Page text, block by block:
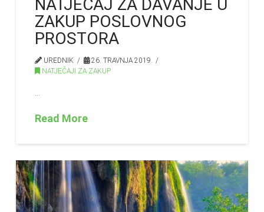
NATJEČAJ ZA DAVANJE U
ZAKUP POSLOVNOG
PROSTORA
UREDNIK
26. TRAVNJA 2019.
NATJEČAJI ZA ZAKUP
…
Read More